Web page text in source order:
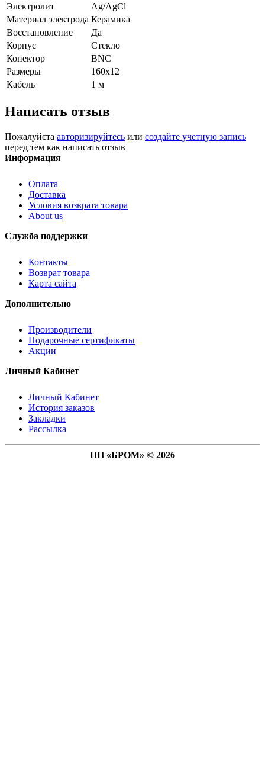
Электролит
Ag/AgCl
Материал электрода Керамика
Восстановление
Да
Корпус
Стекло
Конектор
BNC
Размеры
160х12
Кабель
1 м
Написать отзыв
Пожалуйста авторизируйтесь или создайте учетную запись
перед тем как написать отзыв
Информация
Оплата
Доставка
Условия возврата товара
About us
Служба поддержки
Контакты
Возврат товара
Карта сайта
Дополнительно
Производители
Подарочные сертификаты
Акции
Личный Кабинет
Личный Кабинет
История заказов
Закладки
Рассылка
ПП «БРОМ» © 2026